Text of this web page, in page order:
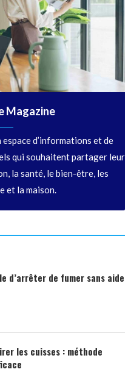
Magazine
d’informations et de
qui souhaitent partager leur
la santé, le bien-être, les
et la maison.
d’arrêter de fumer sans aide
les cuisses : méthode